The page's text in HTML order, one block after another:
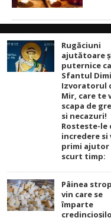
Contact
Rugăciuni
ajutătoare
puternice
Sfantul
Izvoratorul
Mir, care te
scapa de
si necazuri!
Rosteste-le
incredere si
primi ajutor
scurt timp:
Pâinea
vin care se
împarte